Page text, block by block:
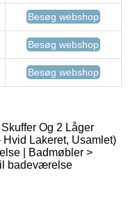
Besøg webshop
Besøg webshop
Besøg webshop
Og 2 Låger
Lakeret, Usamlet)
| Badmøbler >
badeværelse